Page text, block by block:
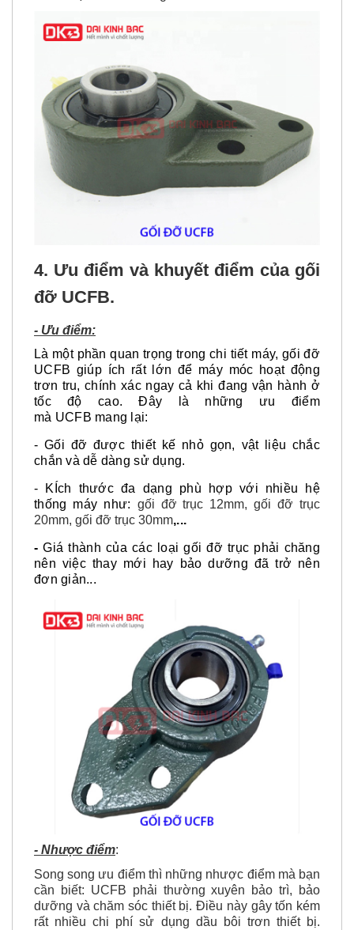
4. Ưu điểm và khuyết điểm của gối
đỡ UCFB.
- Ưu điểm:
Là một phần quan trọng trong chi tiết máy, gối đỡ
UCFB giúp ích rất lớn để máy móc hoạt động
trơn tru, chính xác ngay cả khi đang vận hành ở
tốc độ cao. Đây là những ưu điểm
mà UCFB mang lại:
- Gối đỡ được thiết kế nhỏ gọn, vật liệu chắc
chắn và dễ dàng sử dụng.
- KÍch thước đa dạng phù hợp với nhiều hệ
thống máy như: gối đỡ trục 12mm,gối đỡ trục
20mm, gối đỡ trục 30mm,...
-Giá thành củacác loại gối đỡ trục phải chăng
nên việc thay mới hay bảo dưỡng đã trở nên
đơn giản...
- Nhược điểm:
Song song ưu điểm thì những nhược điểm mà bạn
cần biết: UCFB phải thường xuyên bảo trì, bảo
dưỡng và chăm sóc thiết bị. Điều này gây tốn kém
rất nhiều chi phísử dụng dầu bôi trơn thiết bị.